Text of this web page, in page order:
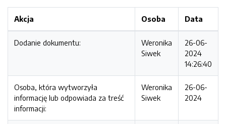
Akcja Osoba Data
Dodanie dokumentu:
Weronika
Siwek
26-06-
2024
14:26:40
Osoba, która wytworzyła
informację lub odpowiada za treść
informacji:
Weronika
Siwek
26-06-
2024